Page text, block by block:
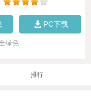
PC下载
绿色
排行